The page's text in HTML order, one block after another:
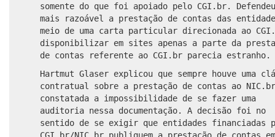
somente do que foi apoiado pelo CGI.br.
mais razoável a prestação de contas das
meio de uma carta particular direcionada ao
disponibilizar em sites apenas a parte da
de contas referente ao CGI.br parecia estranho.
Hartmut Glaser explicou que sempre houve uma
contratual sobre a prestação de contas ao
constatada a impossibilidade de se fazer uma
auditoria nessa documentação. A decisão foi no
sentido de se exigir que entidades financiadas
CGI.br/NIC.br publiquem a prestação de contas